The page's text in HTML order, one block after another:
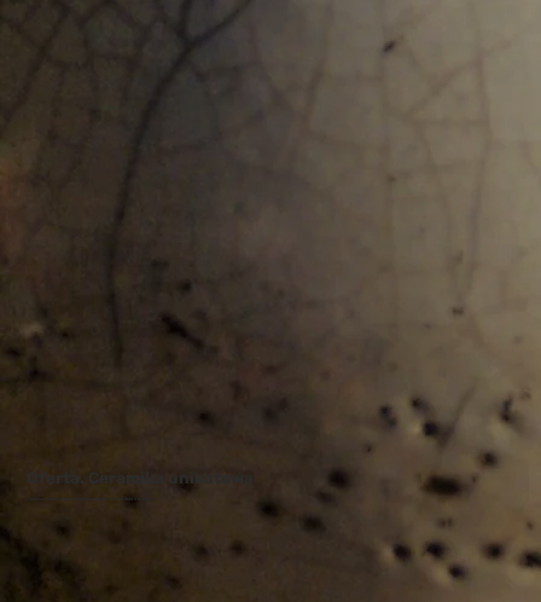
Oferta. Ceramika unikatowa